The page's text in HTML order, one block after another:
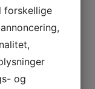
forskellige
og